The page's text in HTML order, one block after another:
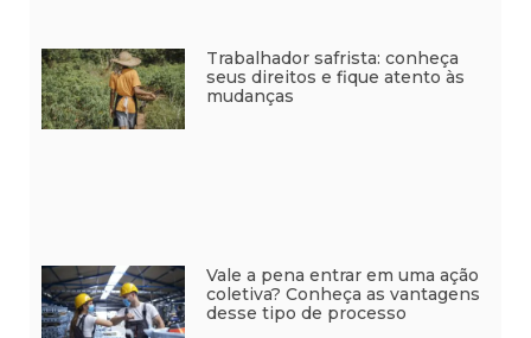
Trabalhador safrista: conheça
seus direitos e fique atento às
mudanças
Vale a pena entrar em uma ação
coletiva? Conheça as vantagens
desse tipo de processo